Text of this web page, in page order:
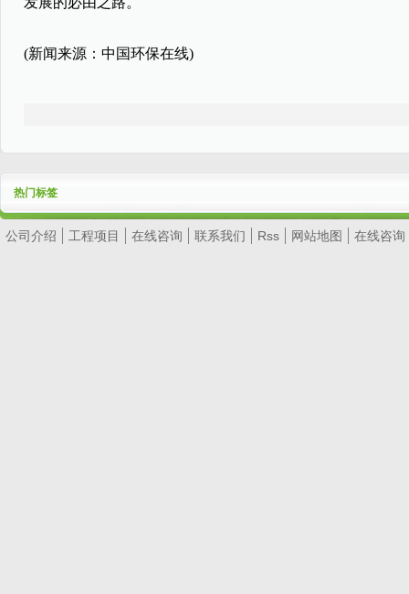
(新闻来源：中国环保在线)
热门标签
公司介绍 工程项目 在线咨询 联系我们 Rss 网站地图 在线咨询